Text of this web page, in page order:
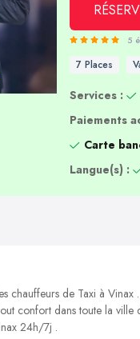
5
7 Places
Services :
Paiements
Carte
Langue(s) :
chauffeurs de Taxi à Vinax .
confort dans toute la ville
24h/7j .